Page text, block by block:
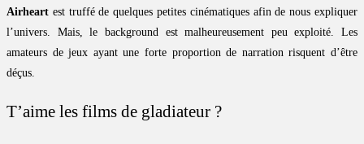
Airheart est truffé de quelques petites cinématiques afin de nous expliquer
l’univers. Mais, le background est malheureusement peu exploité. Les
amateurs de jeux ayant une forte proportion de narration risquent d’être
déçus.
T’aime les films de gladiateur ?